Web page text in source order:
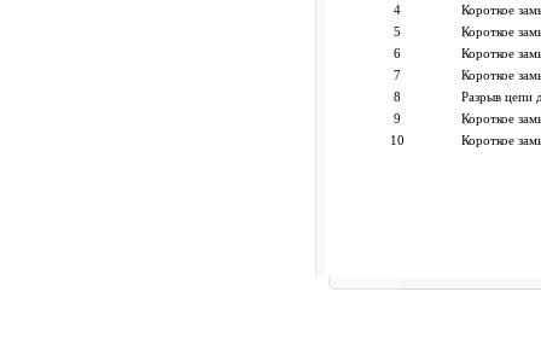
4
Короткое
5
Короткое
6
Короткое
7
Короткое
8
Разрыв цепи
9
Короткое
10
Короткое